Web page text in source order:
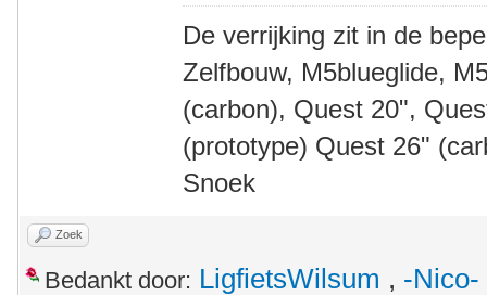
De verrijking zit in de
Zelfbouw, M5blueglide,
(carbon), Quest 20",
(prototype) Quest 26"
Snoek
Zoek
Bedankt door: LigfietsWilsum , -Nico-